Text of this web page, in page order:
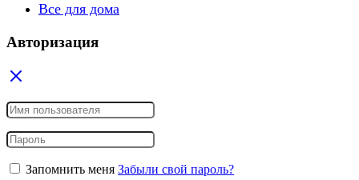
Все для дома
Авторизация
Запомнить меня Забыли свой пароль?